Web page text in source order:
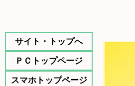
サイト・トップへ
ＰＣトップページ
スマホトップページ